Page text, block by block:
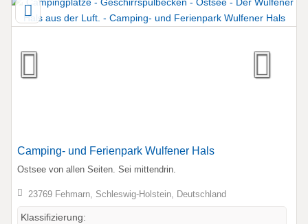
Camping- und Ferienpark Wulfener Hals
Ostsee von allen Seiten. Sei mittendrin.
23769 Fehmarn, Schleswig-Holstein, Deutschland
Klassifizierung: